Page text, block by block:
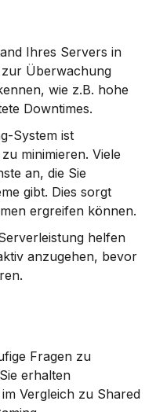
Ihres Servers in
Überwachung
wie z.B. hohe
Downtimes.
System ist
minimieren. Viele
an, die Sie
gibt. Dies sorgt
ergreifen können.
helfen
anzugehen, bevor
Fragen zu
erhalten
Vergleich zu Shared